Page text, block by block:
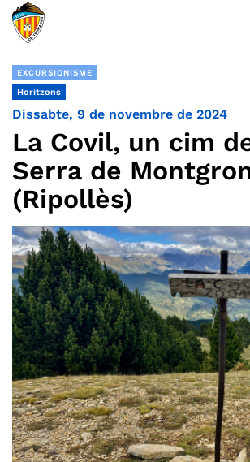
EXCURSIONISME
Horitzons
Dissabte, 9 de novembre de 2024
La Covil, un cim
Serra de
(Ripollès)